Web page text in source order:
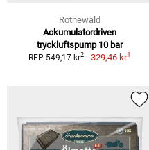
Rothewald
Ackumulatordriven
tryckluftspump 10 bar
RFP 549,17 kr2 329,46 kr1